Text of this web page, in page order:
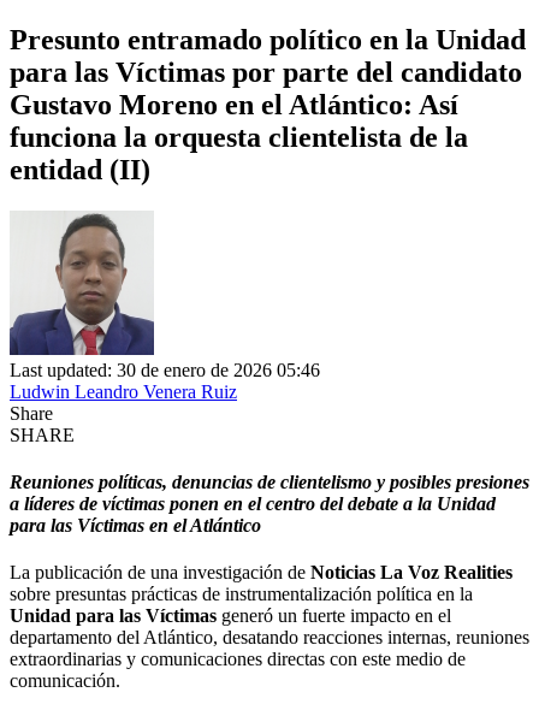
Presunto entramado político en la Unidad
para las Víctimas por parte del candidato
Gustavo Moreno en el Atlántico: Así
funciona la orquesta clientelista de la
entidad (II)
Last updated: 30 de enero de 2026 05:46
Ludwin Leandro Venera Ruiz
Share
SHARE
Reuniones políticas, denuncias de clientelismo y posibles presiones
a líderes de víctimas ponen en el centro del debate a la Unidad
para las Víctimas en el Atlántico
La publicación de una investigación de Noticias La Voz Realities
sobre presuntas prácticas de instrumentalización política en la
Unidad para las Víctimas generó un fuerte impacto en el
departamento del Atlántico, desatando reacciones internas, reuniones
extraordinarias y comunicaciones directas con este medio de
comunicación.